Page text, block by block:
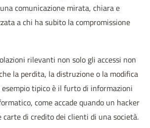
comunicazione mirata, chiara e
a chi ha subito la compromissione
rilevanti non solo gli accessi non
la perdita, la distruzione o la modifica
tipico è il furto di informazioni
come accade quando un hacker
carte di credito dei clienti di una società.